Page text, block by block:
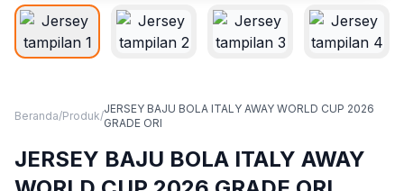
Beranda/Produk/
JERSEY BAJU BOLA ITALY AWAY WORLD CUP 2026
GRADE ORI
JERSEY BAJU BOLA ITALY AWAY